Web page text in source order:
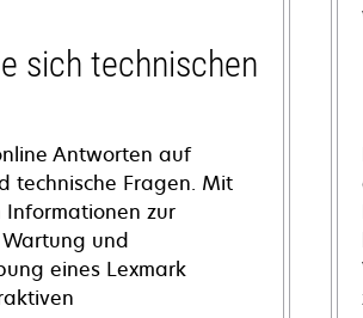
sich technischen
Antworten auf
technische Fragen. Mit
zur
und
eines Lexmark